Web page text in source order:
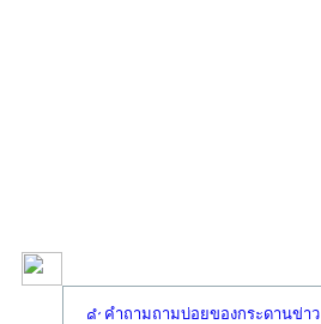
คำถามถามบ่อยของกระดานข่าว